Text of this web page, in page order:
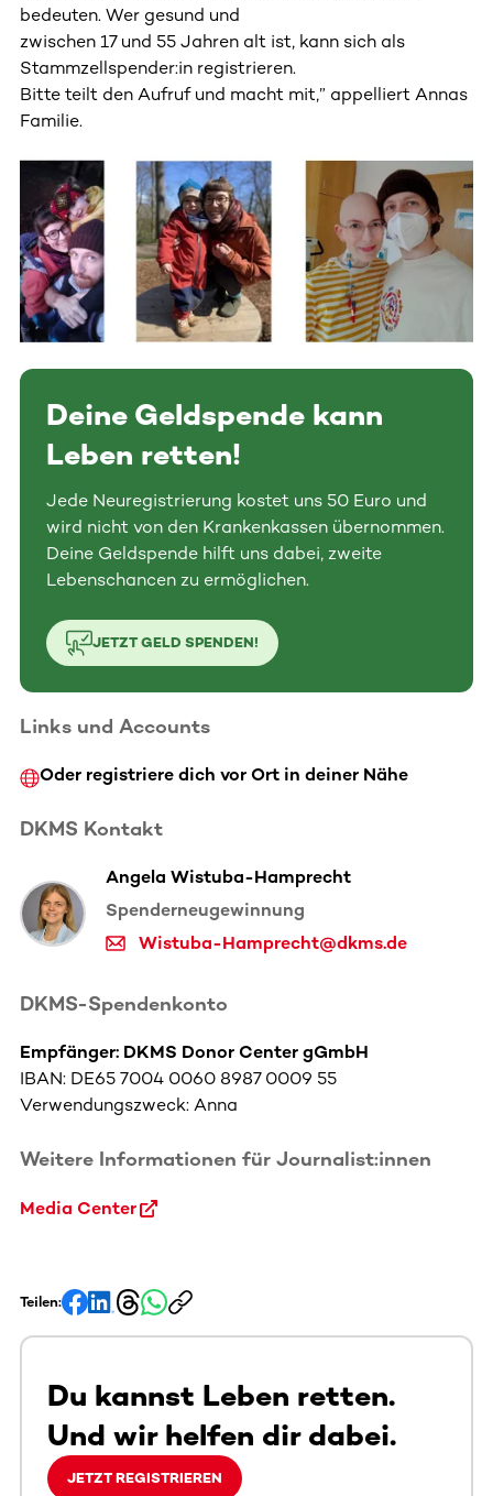
bedeuten. Wer gesund und
zwischen 17 und 55 Jahren alt ist, kann sich als
Stammzellspender:in registrieren.
Bitte teilt den Aufruf und macht mit,” appelliert Annas
Familie.
Deine Geldspende kann
Leben retten!
Jede Neuregistrierung kostet uns 50 Euro und
wird nicht von den Krankenkassen übernommen.
Deine Geldspende hilft uns dabei, zweite
Lebenschancen zu ermöglichen.
JETZT GELD SPENDEN!
Links und Accounts
Oder registriere dich vor Ort in deiner Nähe
DKMS Kontakt
Angela Wistuba-Hamprecht
Spenderneugewinnung
Wistuba-Hamprecht@dkms.de
DKMS-Spendenkonto
Empfänger: DKMS Donor Center gGmbH
IBAN: DE65 7004 0060 8987 0009 55
Verwendungszweck: Anna
Weitere Informationen für Journalist:innen
Media Center
Teilen:
Du kannst Leben retten.
Und wir helfen dir dabei.
JETZT REGISTRIEREN